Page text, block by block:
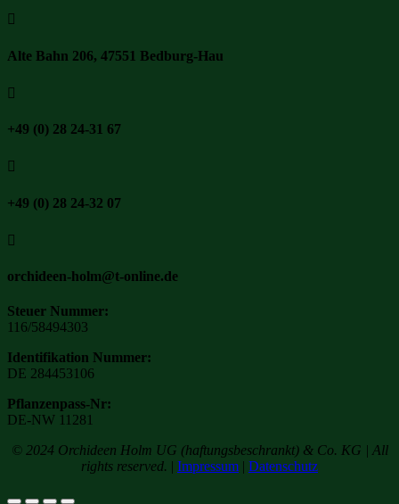

Alte Bahn 206, 47551 Bedburg-Hau

+49 (0) 28 24-31 67

+49 (0) 28 24-32 07

orchideen-holm@t-online.de
Steuer Nummer:
116/58494303
Identifikation Nummer:
DE 284453106
Pflanzenpass-Nr:
DE-NW 11281
© 2024 Orchideen Holm UG (haftungsbeschrankt) & Co. KG | All
rights reserved. | Impressum | Datenschutz